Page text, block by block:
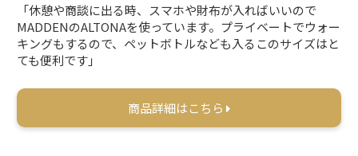
「休憩や商談に出る時、スマホや財布が入ればいいので
MADDENのALTONAを使っています。プライベートでウォー
キングもするので、ペットボトルなども入るこのサイズはと
ても便利です」
商品詳細はこちら